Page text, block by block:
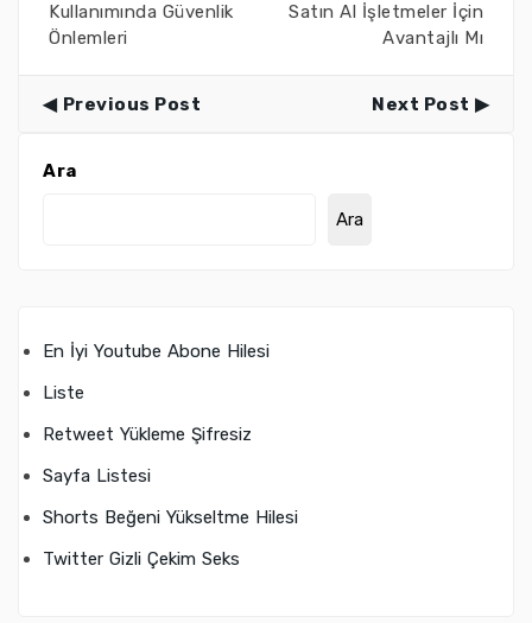
Kullanımında Güvenlik
Önlemleri
Satın Al İşletmeler İçin
Avantajlı Mı
Previous Post Next Post
Ara
Ara
En İyi Youtube Abone Hilesi
Liste
Retweet Yükleme Şifresiz
Sayfa Listesi
Shorts Beğeni Yükseltme Hilesi
Twitter Gizli Çekim Seks